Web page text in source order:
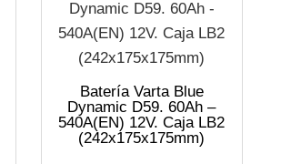
Batería Varta Blue
Dynamic D59. 60Ah –
540A(EN) 12V. Caja LB2
(242x175x175mm)